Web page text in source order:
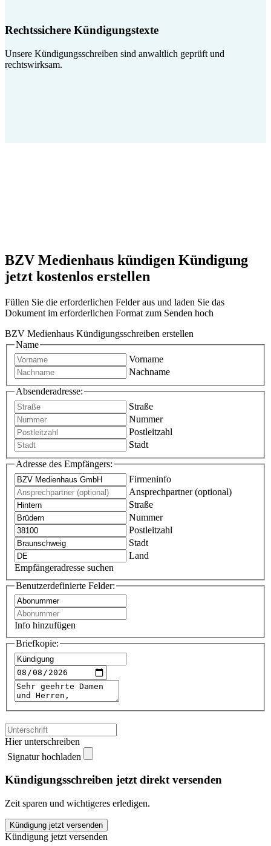
Rechtssichere Kündigungstexte
Unsere Kündigungsschreiben sind anwaltlich geprüft und
rechtswirksam.
BZV Medienhaus kündigen Kündigung
jetzt kostenlos erstellen
Füllen Sie die erforderlichen Felder aus und laden Sie das
Dokument im erforderlichen Format zum Senden hoch
BZV Medienhaus Kündigungsschreiben erstellen
Name
Vorname
Nachname
Absenderadresse:
Straße
Nummer
Postleitzahl
Stadt
Adresse des Empfängers:
Firmeninfo
Ansprechpartner (optional)
Straße
Nummer
Postleitzahl
Stadt
Land
Empfängeradresse suchen
Benutzerdefinierte Felder:
Info hinzufügen
Briefkopie:
Hier unterschreiben
Signatur hochladen
Kündigungsschreiben jetzt direkt versenden
Zeit sparen und wichtigeres erledigen.
BZV
Medienhaus
Kündigung jetzt versenden
Kündigung jetzt versenden